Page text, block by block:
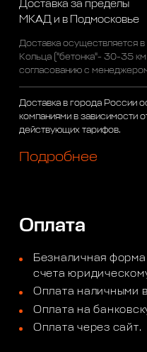
Доставка за пределы
МКАД и в Подмосковье
Доставка осуществляется
Кольца ("бетонка"- 30-35
согласованию с
Доставка в города России
компаниями в зависимости
действующих тарифов.
Подробнее
Оплата
Безналичная
счета
Оплата наличными
Оплата на
Оплата через сайт.